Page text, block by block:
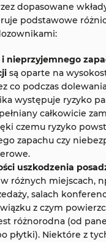
dopasowane
podstawowe
nieprzyjemnego
są oparte na
co podczas
występuje ryzyko
całkowicie
czemu ryzyko
zapachu czy
uszkodzenia
różnych miejscach,
salach
z czym
różnorodna (od
płytki). Niektóre z